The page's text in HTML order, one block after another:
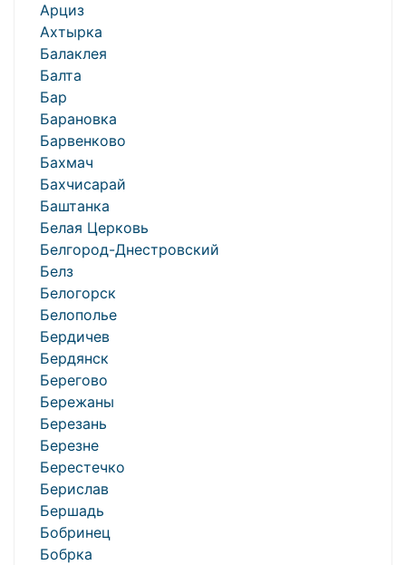
Арциз
Ахтырка
Балаклея
Балта
Бар
Барановка
Барвенково
Бахмач
Бахчисарай
Баштанка
Белая Церковь
Белгород-Днестровский
Белз
Белогорск
Белополье
Бердичев
Бердянск
Берегово
Бережаны
Березань
Березне
Берестечко
Берислав
Бершадь
Бобринец
Бобрка